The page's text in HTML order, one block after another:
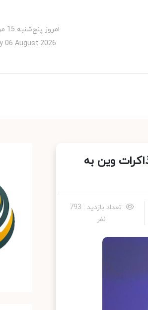
امروز پنج‌شنبه 15 مرداد 1405
06 August 2026
وین به
تعداد بازدید : 793
نفر